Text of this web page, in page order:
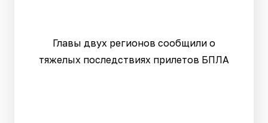
Главы двух регионов сообщили о
тяжелых последствиях прилетов БПЛА